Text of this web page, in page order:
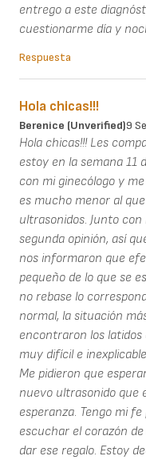
entrego a este
cuestionarme día y
Respuesta
Hola chicas!!!
Berenice (unverified)9
Hola chicas!!! Les
estoy en la semana 11
con mi ginecólogo y
es mucho menor al
ultrasonidos. Junto
segunda opinión, así
nos informaron que
pequeño de lo que se
no rebase lo
normal, la situación
encontraron los latidos
muy difícil e
Me pidieron que
nuevo ultrasonido que
esperanza. Tengo mi
escuchar el corazón
dar ese regalo. Estoy